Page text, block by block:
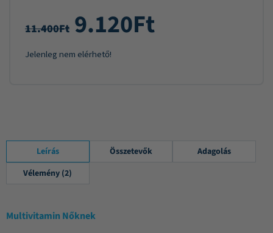
11.400Ft 9.120Ft
Jelenleg nem elérhető!
Leírás Összetevők
Adagolás
Vélemény (2)
Multivitamin Nőknek